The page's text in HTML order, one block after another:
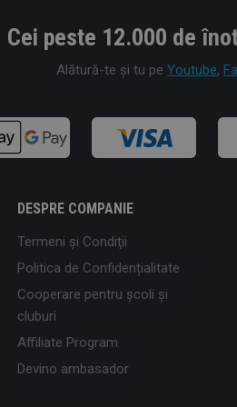
Cei peste 12.000 de
Alătură-te și tu pe Youtube,
DESPRE COMPANIE
Termeni şi Condiţii
Politica de Confidențialitate
Cooperare pentru școli și
cluburi
Affiliate Program
Devino ambasador